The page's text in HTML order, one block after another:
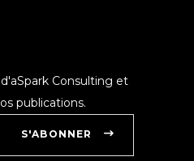
Consulting et
publications.
S'ABONNER